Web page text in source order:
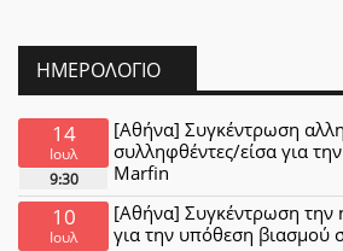
ΗΜΕΡΟΛΌΓΙΟ
14
Ιουλ
9:30
[Αθήνα] Συγκέντρωση
συλληφθέντες/είσα για
Marfin
10
Ιουλ
[Αθήνα] Συγκέντρωση
για την υπόθεση βιασμού